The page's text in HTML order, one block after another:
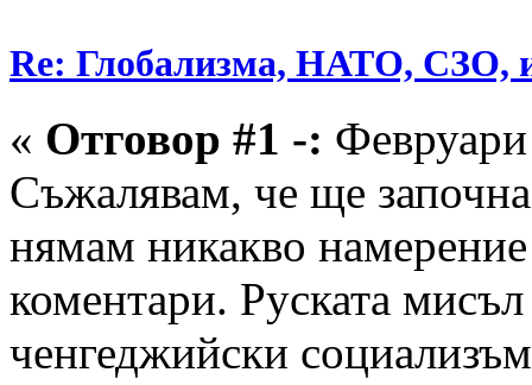
Re: Глобализма, НАТО, СЗО, и
« Отговор #1 -:
Съжалявам, че ще
нямам никакво
коментари. Руската
ченгеджийски